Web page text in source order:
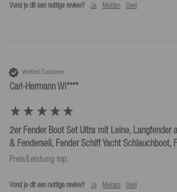
Vond je dit een nuttige review? Ja Melden Deel
Verified Customer
Carl-Hermann Wi****
2er Fender Boot Set Ultra mit Leine, Langfender
& Fenderseil, Fender Schiff Yacht Schlauchboot,
Vond je dit een nuttige review? Ja Melden Deel